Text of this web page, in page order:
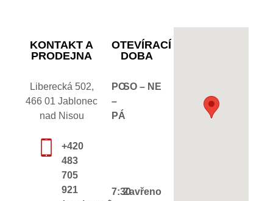
KONTAKT A
PRODEJNA
Liberecká 502,
466 01 Jablonec
nad Nisou
+420
483
705
921
OTEVÍRACÍ
DOBA
PO
–
PÁ
7:30
SO – NE
Zavřeno